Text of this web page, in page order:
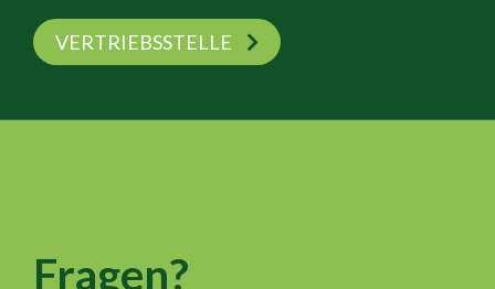
VERTRIEBSSTELLE
Fragen?